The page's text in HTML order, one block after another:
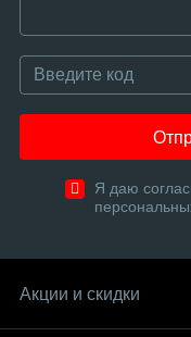
Я даю
Акции и скидки